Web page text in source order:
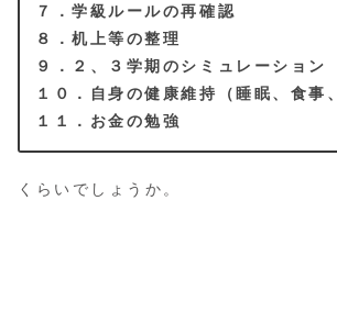
７．学級ルールの再確認
８．机上等の整理
９．２、３学期のシミュレーション
１０．自身の健康維持（睡眠、食事
１１．お金の勉強
くらいでしょうか。